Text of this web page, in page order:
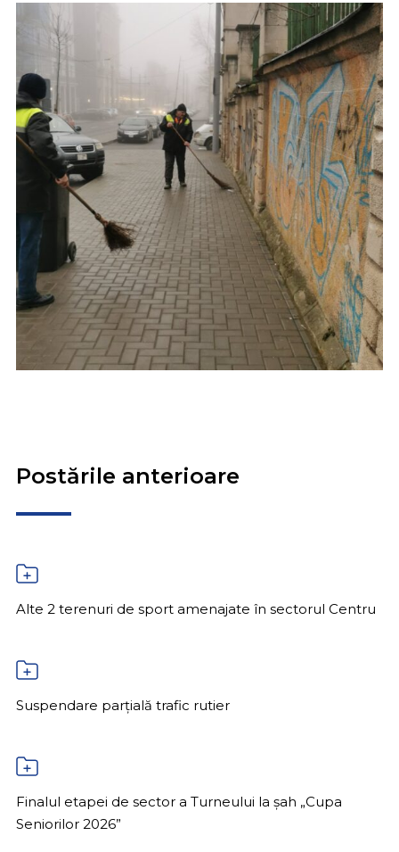
Postările anterioare
Alte 2 terenuri de sport amenajate în sectorul Centru
Suspendare parțială trafic rutier
Finalul etapei de sector a Turneului la șah „Cupa
Seniorilor 2026”